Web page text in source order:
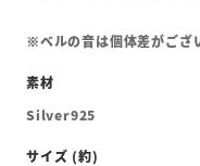
※ベルの音は個体差がござ
Silver925